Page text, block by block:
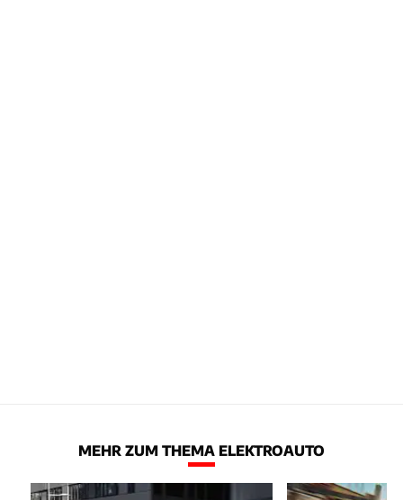
MEHR ZUM THEMA ELEKTROAUTO